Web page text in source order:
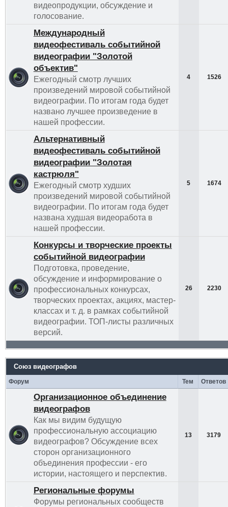
видеопродукции, обсуждение и
голосование.
Международный
видеофестиваль событийной
видеографии "Золотой
объектив"
Ежегодный смотр лучших
произведений мировой событийной
видеографии. По итогам года будет
названо лучшее произведение в
нашей профессии.
4 1526
Альтернативный
видеофестиваль событийной
видеографии "Золотая
кастрюля"
Ежегодный смотр худших
произведений мировой событийной
видеографии. По итогам года будет
названа худшая видеоработа в
нашей профессии.
5 1674
Конкурсы и творческие проекты
событийной видеографии
Подготовка, проведение,
обсуждение и информирование о
профессиональных конкурсах,
творческих проектах, акциях, мастер-
классах и т. д. в рамках событийной
видеографии. ТОП-листы различных
версий.
26 2230
Союз видеографов
Форум Тем Ответов
Организационное объединение
видеографов
Как мы видим будущую
профессиональную ассоциацию
видеографов? Обсуждение всех
сторон организационного
объединения профессии - его
истории, настоящего и перспектив.
13 3179
Региональные форумы
Форумы региональных сообществ